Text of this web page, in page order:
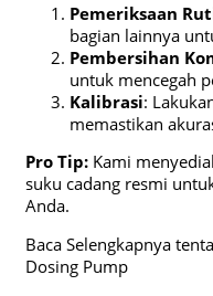
Pemeriksaan
bagian lainnya
Pembersihan
untuk mencegah
Kalibrasi:
memastikan
Pro Tip:Kami
suku cadang resmi
Anda.
Baca Selengkapnya
Dosing Pump